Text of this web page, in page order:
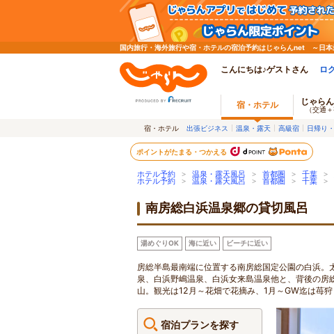
国内旅行・海外旅行や宿・ホテルの宿泊予約はじゃらんnet ～日本
こんにちは♪ゲストさん ロ
宿・ホテル じゃら
（交通＋
宿・ホテル 出張ビジネス 温泉・露天 高級宿 日帰り
ポイントがたまる・つかえる
ホテル予約 > 温泉・露天風呂 > 首都圏 > 千葉 >
ホテル予約 > 温泉・露天風呂 > 首都圏 > 千葉 >
南房総白浜温泉郷の貸切風呂
湯めぐりOK 海に近い ビーチに近い
房総半島最南端に位置する南房総国定公園の白浜
泉、白浜野嶋温泉、白浜女来島温泉他と、背後の
山。観光は12月～花畑で花摘み、1月～GW迄は苺狩
宿泊プランを探す